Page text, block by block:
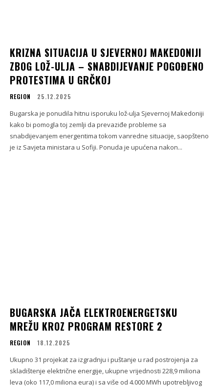
KRIZNA SITUACIJA U SJEVERNOJ MAKEDONIJI
ZBOG LOŽ-ULJA – SNABDIJEVANJE POGOĐENO
PROTESTIMA U GRČKOJ
REGION 25.12.2025
Bugarska je ponudila hitnu isporuku lož-ulja Sjevernoj Makedoniji
kako bi pomogla toj zemlji da prevaziđe probleme sa
snabdijevanjem energentima tokom vanredne situacije, saopšteno
je iz Savjeta ministara u Sofiji. Ponuda je upućena nakon...
BUGARSKA JAČA ELEKTROENERGETSKU
MREŽU KROZ PROGRAM RESTORE 2
REGION 18.12.2025
Ukupno 31 projekat za izgradnju i puštanje u rad postrojenja za
skladištenje električne energije, ukupne vrijednosti 228,9 miliona
leva (oko 117,0 miliona eura) i sa više od 4.000 MWh upotrebljivog